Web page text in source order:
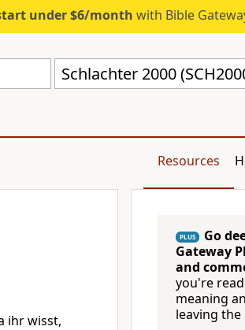
under $6/month with Bible
Schlachter 2000
Resources
ihr wisst,
PLUS Go
Gateway
and
you're
meaning
leaving the